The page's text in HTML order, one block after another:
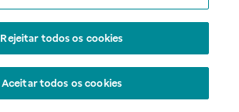
Rejeitar todos os cookies
Aceitar todos os cookies